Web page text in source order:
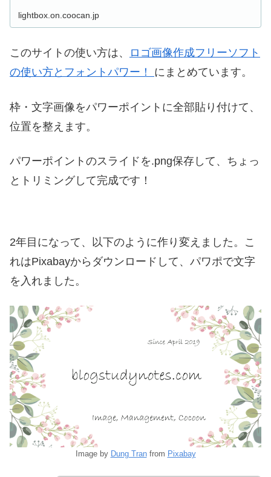
lightbox.on.coocan.jp
このサイトの使い方は、
ロゴ画像作成フリーソフト
の使い方とフォントパワー！ にまとめています。
枠・文字画像をパワーポイントに全部貼り付けて、
位置を整えます。
パワーポイントのスライドを.png保存して、ちょっ
とトリミングして完成です！
2年目になって、以下のように作り変えました。こ
れはPixabayからダウンロードして、パワポで文字
を入れました。
Image by Dung Tranfrom Pixabay